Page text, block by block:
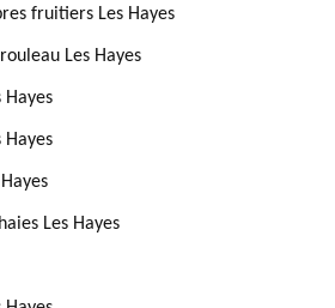
fruitiers Les Hayes
Les Hayes
Hayes
Hayes
Les Hayes